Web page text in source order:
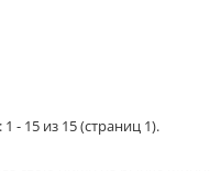
- 15 из 15 (страниц 1).